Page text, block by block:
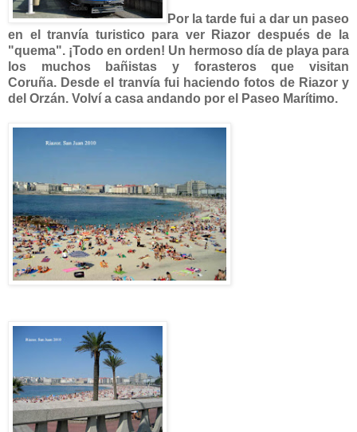
Por la tarde fui a dar un paseo
en el tranvía turistico para ver Riazor después de la
"quema". ¡Todo en orden! Un hermoso día de playa para
los muchos bañistas y forasteros que visitan
Coruña. Desde el tranvía fui haciendo fotos de Riazor y
del Orzán. Volví a casa andando por el Paseo Marítimo.